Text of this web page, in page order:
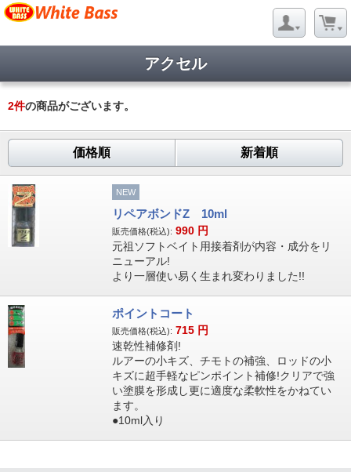
アクセル
2件の商品がございます。
価格順 新着順
NEW
リペアボンドZ 10ml
販売価格(税込): 990 円
元祖ソフトベイト用接着剤が内容・成分をリ
ニューアル!
より一層使い易く生まれ変わりました!!
ポイントコート
販売価格(税込): 715 円
速乾性補修剤!
ルアーの小キズ、チモトの補強、ロッドの小
キズに超手軽なピンポイント補修!クリアで強
い塗膜を形成し更に適度な柔軟性をかねてい
ます。
●10ml入り